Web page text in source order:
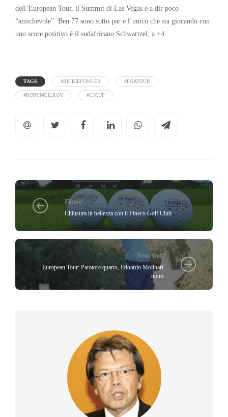
dell’European Tour, il Summit di Las Vegas è a dir poco
“amichevole”. Ben 77 sono sotto par e l’unico che sta giocando con
uno score positivo è il sudafricano Schwartzel, a +4.
TAGS #RICKIEFOWLER #PGATOUR
#RORYMCILROY #CJCUP
Fineco
Chiusura in bellezza con il Fineco Golf Club
News Golf
European Tour: Paratore quarto, Edoardo Molinari
nono